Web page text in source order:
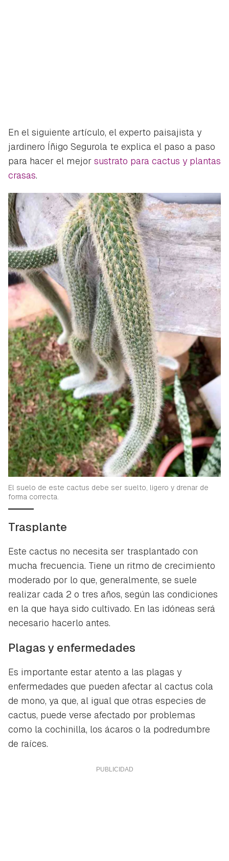
En el siguiente artículo, el experto paisajista y
jardinero Íñigo Segurola te explica el paso a paso
para hacer el mejor sustrato para cactus y plantas
crasas.
El suelo de este cactus debe ser suelto, ligero y drenar de
forma correcta.
Trasplante
Este cactus no necesita ser trasplantado con
mucha frecuencia. Tiene un ritmo de crecimiento
moderado por lo que, generalmente, se suele
realizar cada 2 o tres años, según las condiciones
en la que haya sido cultivado. En las idóneas será
necesario hacerlo antes.
Plagas y enfermedades
Es importante estar atento a las plagas y
enfermedades que pueden afectar al cactus cola
de mono, ya que, al igual que otras especies de
cactus, puede verse afectado por problemas
como la cochinilla, los ácaros o la podredumbre
de raíces.